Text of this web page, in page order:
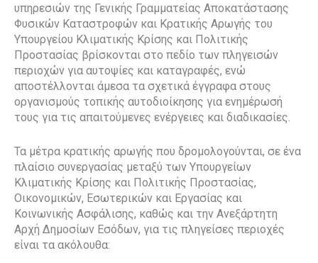
υπηρεσιών της Γενικής Γραμματείας Αποκατάστασης
Φυσικών Καταστροφών και Κρατικής Αρωγής του
Υπουργείου Κλιματικής Κρίσης και Πολιτικής
Προστασίας βρίσκονται στο πεδίο των πληγεισών
περιοχών για αυτοψίες και καταγραφές, ενώ
αποστέλλονται άμεσα τα σχετικά έγγραφα στους
οργανισμούς τοπικής αυτοδιοίκησης για ενημέρωσή
τους για τις απαιτούμενες ενέργειες και διαδικασίες.
Τα μέτρα κρατικής αρωγής που δρομολογούνται, σε ένα
πλαίσιο συνεργασίας μεταξύ των Υπουργείων
Κλιματικής Κρίσης και Πολιτικής Προστασίας,
Οικονομικών, Εσωτερικών και Εργασίας και
Κοινωνικής Ασφάλισης, καθώς και την Ανεξάρτητη
Αρχή Δημοσίων Εσόδων, για τις πληγείσες περιοχές
είναι τα ακόλουθα: